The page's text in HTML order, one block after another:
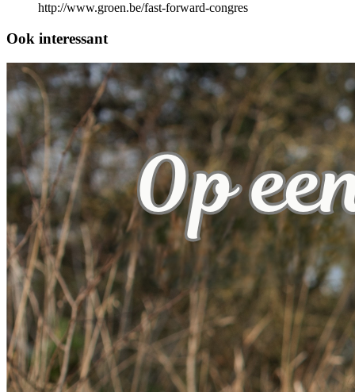
http://www.groen.be/fast-forward-congres
Ook interessant